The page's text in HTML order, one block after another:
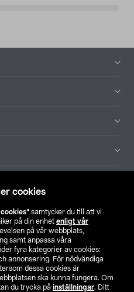
cookies
samtycker du till att vi
på din enhet enligt vår
på vår webbplats,
samt anpassa våra
fyra kategorier av cookies:
annonsering. För nödvändiga
dessa cookies är
ska kunna fungera. Om
du trycka på inställningar. Ditt
butik
FI